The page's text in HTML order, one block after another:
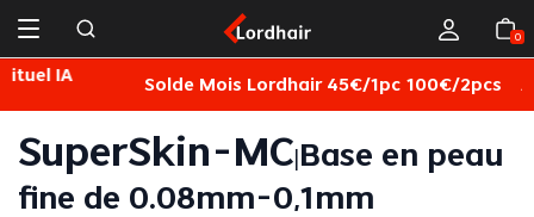
0
Solde Mois Lordhair 45€/1pc 100€/2pcs Achetez
SuperSkin-MC Base en peau
fine de 0.08mm-0,1mm